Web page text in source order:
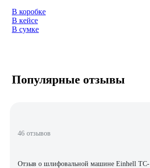
В коробке
В кейсе
В сумке
Популярные отзывы
46 отзывов
Отзыв о шлифовальной машине Einhell TC-